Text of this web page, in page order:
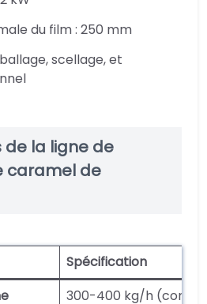
du film : 250 mm
scellage, et
de la ligne de
caramel de
Spécification
300-400 kg/h